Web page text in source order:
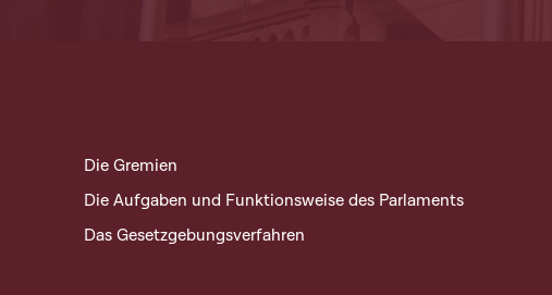
Die Gremien
Die Aufgaben und Funktionsweise des Parlaments
Das Gesetzgebungsverfahren